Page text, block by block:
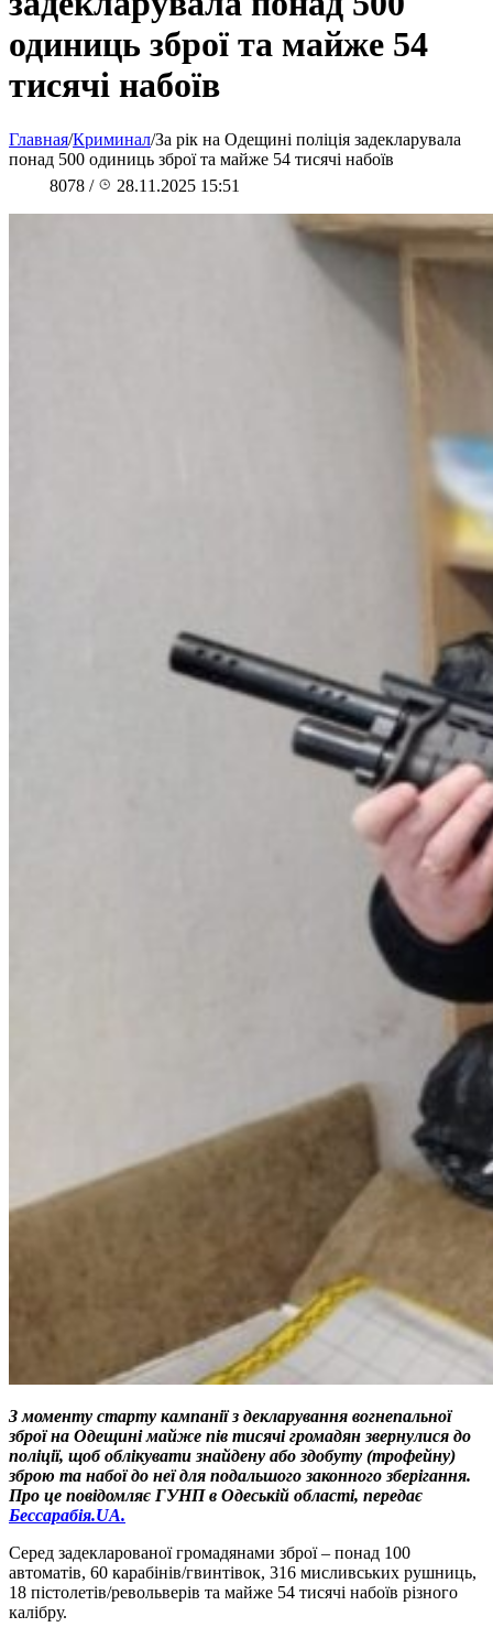
одиниць зброї та майже 54
тисячі набоїв
Главная/Криминал/За рік на Одещині поліція задекларувала
понад 500 одиниць зброї та майже 54 тисячі набоїв
8078 / 28.11.2025 15:51
З моменту старту кампанії з декларування вогнепальної
зброї на Одещині майже пів тисячі громадян звернулися до
поліції, щоб облікувати знайдену або здобуту (трофейну)
зброю та набої до неї для подальшого законного зберігання.
Про це повідомляє ГУНП в Одеській області, передає
Бессарабія.UA.
Серед задекларованої громадянами зброї – понад 100
автоматів, 60 карабінів/гвинтівок, 316 мисливських рушниць,
18 пістолетів/револьверів та майже 54 тисячі набоїв різного
калібру.